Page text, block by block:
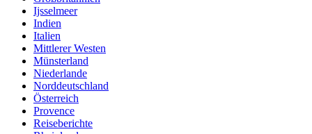
Ijsselmeer
Indien
Italien
Mittlerer Westen
Münsterland
Niederlande
Norddeutschland
Österreich
Provence
Reiseberichte